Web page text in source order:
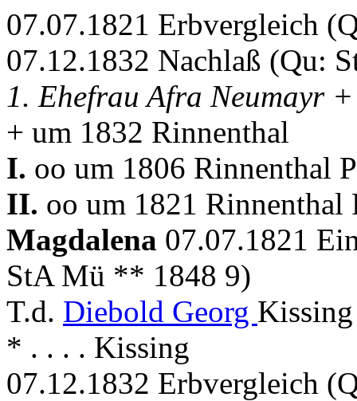
07.07.1821 Erbvergleich
07.12.1832 Nachlaß (Qu:
1. Ehefrau Afra Neumayr
+ um 1832 Rinnenthal
I. oo um 1806 Rinnenthal
II. oo um 1821 Rinnenthal
Magdalena 07.07.1821
StA Mü ** 1848 9)
T.d. Diebold Georg
* . . . . Kissing
07.12.1832 Erbvergleich